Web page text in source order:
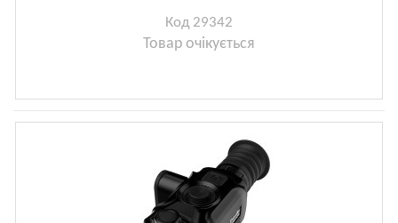
Код 29342
Товар очікується